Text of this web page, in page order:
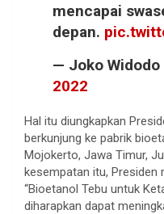
mencapai
depan.
— Joko Widodo
2022
Hal itu diungkapkan
berkunjung ke pabrik
Mojokerto, Jawa Timur,
kesempatan itu, Presiden
“Bioetanol Tebu untuk
diharapkan dapat